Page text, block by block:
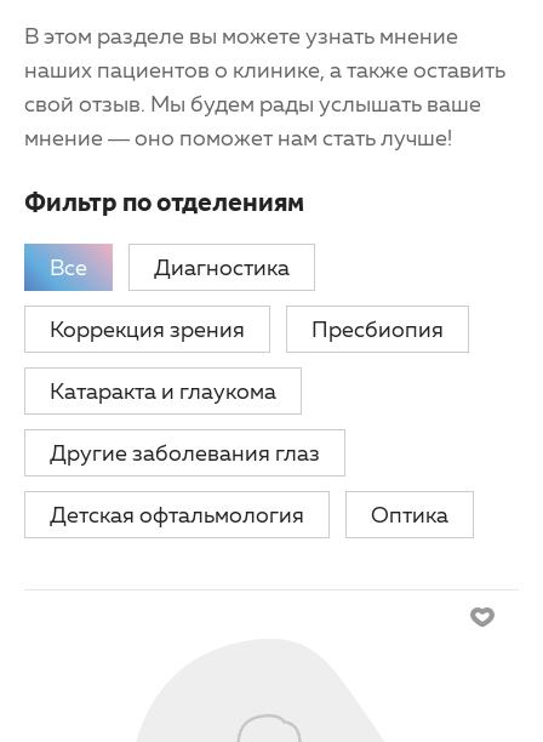
Партнерам
Клуб офтальмологов
Детская офтальмология
В этом разделе вы можете узнать мнение
наших пациентов о клинике, а также оставить
свой отзыв. Мы будем рады услышать ваше
мнение — оно поможет нам стать лучше!
Фильтр по отделениям
Все Диагностика
Коррекция зрения Пресбиопия
Катаракта и глаукома
Другие заболевания глаз
Детская офтальмология Оптика